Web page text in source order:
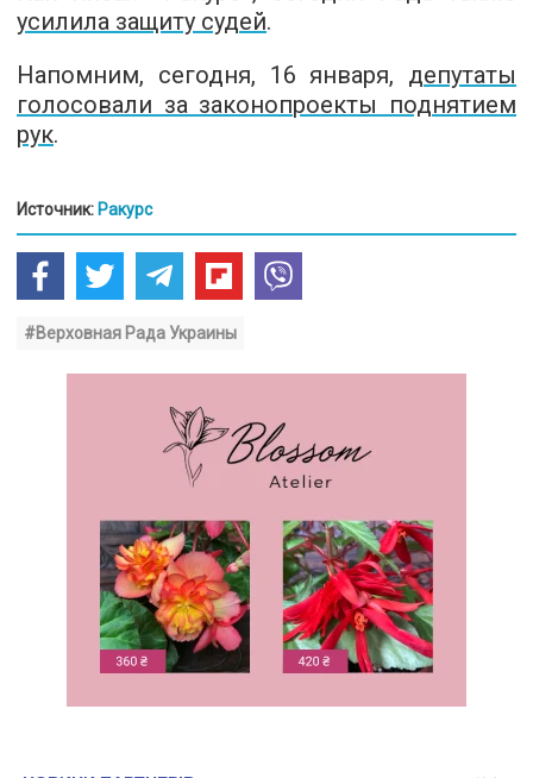
усилила защиту судей.
Напомним, сегодня, 16 января, депутаты
голосовали за законопроекты поднятием
рук.
Источник: Ракурс
#Верховная Рада Украины